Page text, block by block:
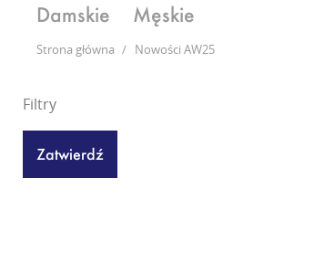
Damskie Męskie
Strona główna / Nowości AW25
Filtry